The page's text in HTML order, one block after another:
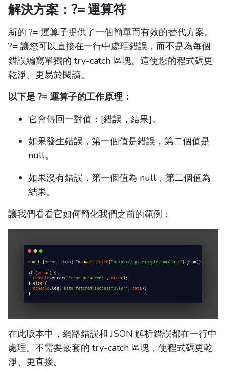
解決方案：?= 運算符
新的 ?= 運算子提供了一個簡單而有效的替代方案。
?= 讓您可以直接在一行中處理錯誤，而不是為每個
錯誤編寫單獨的 try-catch 區塊。這使您的程式碼更
乾淨、更易於閱讀。
以下是 ?= 運算子的工作原理：
它會傳回一對值：[錯誤，結果]。
如果發生錯誤，第一個值是錯誤，第二個值是
null。
如果沒有錯誤，第一個值為 null，第二個值為
結果。
讓我們看看它如何簡化我們之前的範例：
在此版本中，網路錯誤和 JSON 解析錯誤都在一行中
處理。不需要嵌套的 try-catch 區塊，使程式碼更乾
淨、更直接。